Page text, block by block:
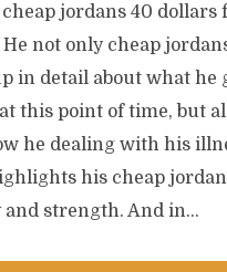
jordans 40 dollars
not only cheap
in detail about what he
this point of time, but
he dealing with his
his cheap
strength. And in...